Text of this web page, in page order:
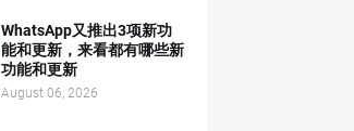
WhatsApp又推出3项新功
能和更新，来看都有哪些新
功能和更新
August 06, 2026